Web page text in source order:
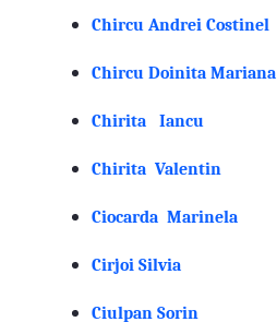
Chircu Andrei Costinel
Chircu Doinita Mariana
Chirita Iancu
Chirita Valentin
Ciocarda Marinela
Cirjoi Silvia
Ciulpan Sorin